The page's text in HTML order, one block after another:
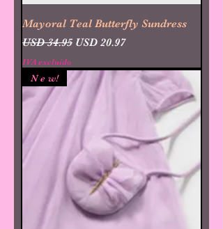
Mayoral Teal Butterfly Sundress
Precio
USD 34.95 Precio de oferta
USD 20.97
IVA excluido
N e w!